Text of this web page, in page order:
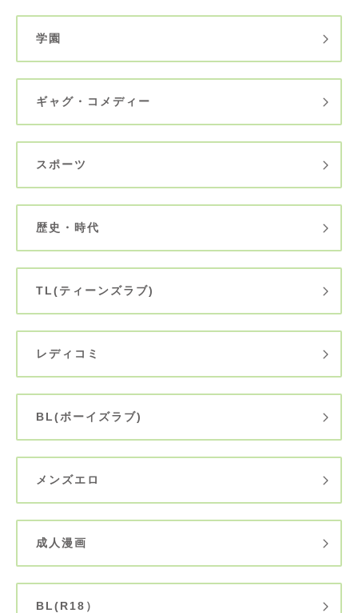
学園
ギャグ・コメディー
スポーツ
歴史・時代
TL(ティーンズラブ)
レディコミ
BL(ボーイズラブ)
メンズエロ
成人漫画
BL(R18）